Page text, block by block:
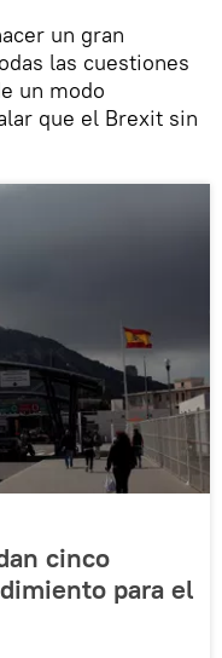
un gran
las cuestiones
un modo
que el Brexit sin
cinco
para el